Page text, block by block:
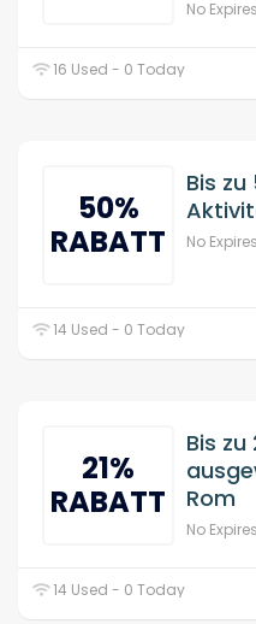
No Expires
16 Used - 0 Today
50%
RABATT
Bis
No Expires
14 Used - 0 Today
21%
RABATT
Bis zu
Rom
No Expires
14 Used - 0 Today